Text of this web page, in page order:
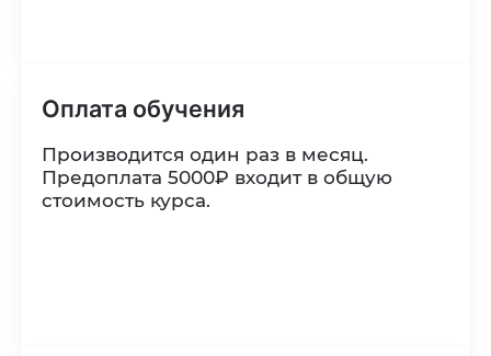
Оплата обучения
Производится один раз в месяц.
Предоплата 5000₽ входит в общую
стоимость курса.